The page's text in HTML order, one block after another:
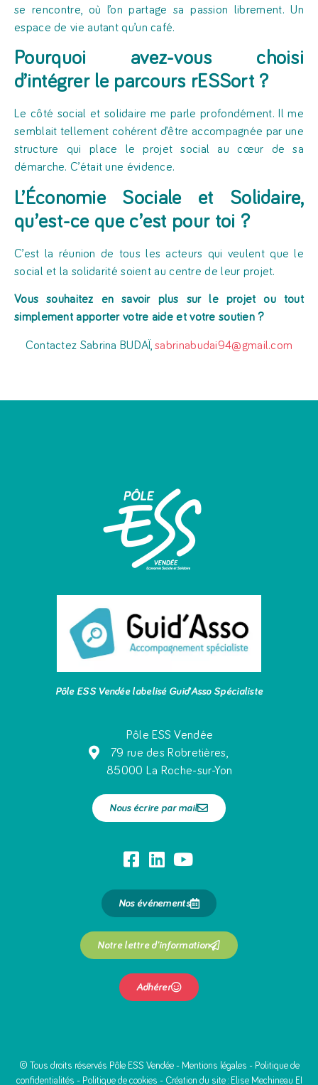
se rencontre, où l’on partage sa passion librement. Un
espace de vie autant qu’un café.
Pourquoi avez-vous choisi
d’intégrer le parcours rESSort ?
Le côté social et solidaire me parle profondément. Il me
semblait tellement cohérent d’être accompagnée par une
structure qui place le projet social au cœur de sa
démarche. C’était une évidence.
L’Économie Sociale et Solidaire,
qu’est-ce que c’est pour toi ?
C’est la réunion de tous les acteurs qui veulent que le
social et la solidarité soient au centre de leur projet.
Vous souhaitez en savoir plus sur le projet ou tout
simplement apporter votre aide et votre soutien ?
Contactez Sabrina BUDAÏ,sabrinabudai94@gmail.com
Pôle ESS Vendée labelisé Guid’Asso Spécialiste
Pôle ESS Vendée
79 rue des Robretières,
85000 La Roche-sur-Yon
Nous écrire par mail
Nos événements
Notre lettre d'information
Adhérer
© Tous droits réservés Pôle ESS Vendée - Mentions légales - Politique de
confidentialités - Politique de cookies - Création du site : Elise Mechineau EI